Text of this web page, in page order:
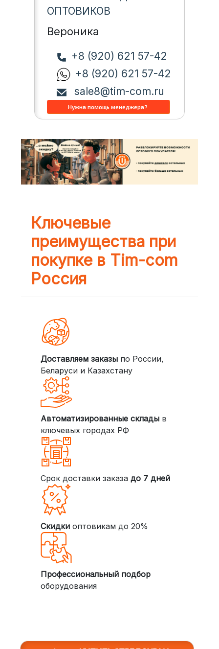
ОПТОВИКОВ
Вероника
+8 (920) 621 57-42
+8 (920) 621 57-42
sale8@tim-com.ru
Ключевые
преимущества при
покупке в Tim-com
Россия
Доставляем заказыпо России,
Беларуси и Казахстану
Автоматизированные складыв
ключевых городах РФ
Срок доставки заказа до 7 дней
Скидкиоптовикам до 20%
Профессиональный подбор
оборудования